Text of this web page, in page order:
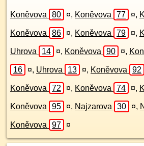
Koněvova 80 ¤, Koněvova 77 ¤,
Koněvova 86 ¤, Koněvova 79 ¤,
Uhrova 14 ¤, Koněvova 90 ¤,
16 ¤, Uhrova 13 ¤, Koněvova 92
Koněvova 72 ¤, Koněvova 74 ¤,
Koněvova 95 ¤, Najzarova 30 ¤,
Koněvova 97 ¤